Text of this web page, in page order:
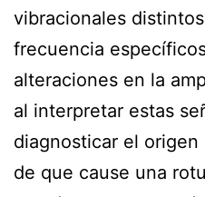
vibracionales
frecuencia
alteraciones en la
al interpretar estas
diagnosticar el
de que cause una